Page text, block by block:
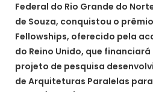
Federal do Rio Grande do
de Souza, conquistou o
Fellowships, oferecido pela
do Reino Unido, que
projeto de pesquisa
de Arquiteturas Paralelas